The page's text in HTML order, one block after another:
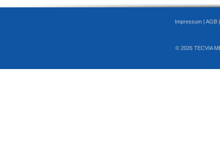
Impressum | AGB
© 2026 TECVIA